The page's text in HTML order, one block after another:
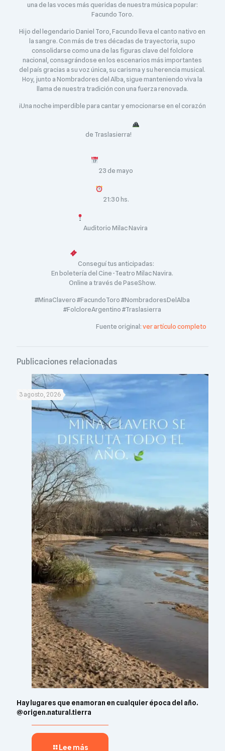
una de las voces más queridas de nuestra música popular:
Facundo Toro.
Hijo del legendario Daniel Toro, Facundo lleva el canto nativo en
la sangre. Con más de tres décadas de trayectoria, supo
consolidarse como una de las figuras clave del folclore
nacional, consagrándose en los escenarios más importantes
del país gracias a su voz única, su carisma y su herencia musical.
Hoy, junto a Nombradores del Alba, sigue manteniendo viva la
llama de nuestra tradición con una fuerza renovada.
¡Una noche imperdible para cantar y emocionarse en el corazón
de Traslasierra!
23 de mayo
21:30 hs.
Auditorio Milac Navira
Conseguí tus anticipadas:
En boletería del Cine-Teatro Milac Navira.
Online a través de PaseShow.
#MinaClavero #FacundoToro #NombradoresDelAlba
#FolcloreArgentino #Traslasierra
Fuente original:ver artículo completo
Publicaciones relacionadas
3 agosto, 2026
Hay lugares que enamoran en cualquier época del año.
@origen.natural.tierra
Lee más